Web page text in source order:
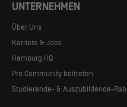
UNTERNEHMEN
Über Uns
Karriere & Jobs
Hamburg HQ
Pro Community beitreten
Studierende- & Auszubildende-